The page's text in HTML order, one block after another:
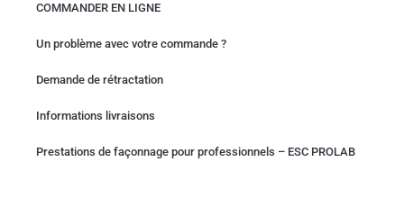
COMMANDER EN LIGNE
Un problème avec votre commande ?
Demande de rétractation
Informations livraisons
Prestations de façonnage pour professionnels – ESC PROLAB